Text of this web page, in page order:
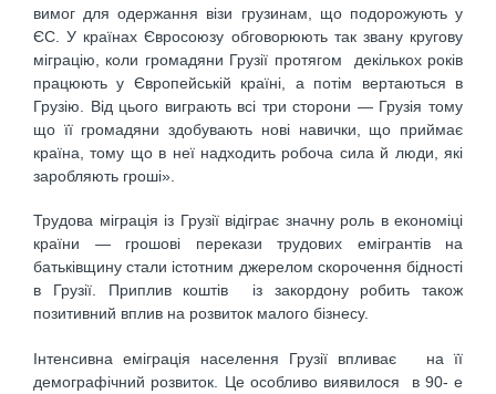
вимог для одержання візи грузинам, що подорожують у
ЄС. У країнах Євросоюзу обговорюють так звану кругову
міграцію, коли громадяни Грузії протягом декількох років
працюють у Європейській країні, а потім вертаються в
Грузію. Від цього виграють всі три сторони — Грузія тому
що її громадяни здобувають нові навички, що приймає
країна, тому що в неї надходить робоча сила й люди, які
заробляють гроші».
Трудова міграція із Грузії відіграє значну роль в економіці
країни — грошові перекази трудових емігрантів на
батьківщину стали істотним джерелом скорочення бідності
в Грузії. Приплив коштів із закордону робить також
позитивний вплив на розвиток малого бізнесу.
Інтенсивна еміграція населення Грузії впливає на її
демографічний розвиток. Це особливо виявилося в 90- е